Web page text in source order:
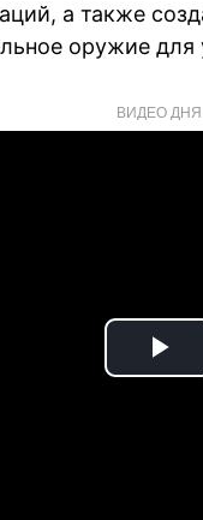
а также
оружие
ВИДЕО ДНЯ